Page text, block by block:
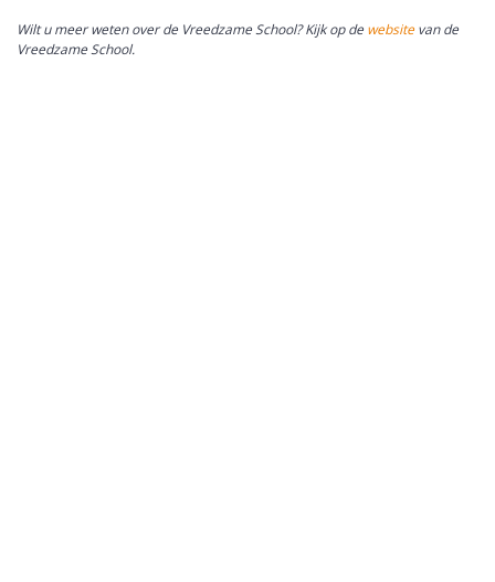
Wilt u meer weten over de Vreedzame School? Kijk op de websitevan de
Vreedzame School.